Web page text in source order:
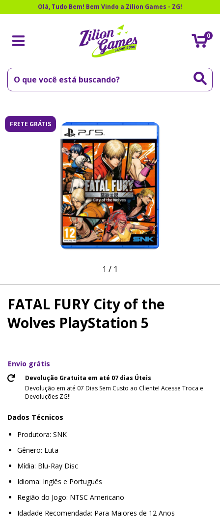
Olá, Tudo Bem! Bem Vindo a Zilion Games - ZG!
0
FRETE GRÁTIS
1 / 1
FATAL FURY City of the
Wolves PlayStation 5
Envio grátis
Devolução Gratuita em até 07 dias Úteis
Devolução em até 07 Dias Sem Custo ao Cliente! Acesse Troca e
Devoluções ZG!!
Dados Técnicos
Produtora: SNK
Gênero: Luta
Mídia: Blu-Ray Disc
Idioma: Inglês e Português
Região do Jogo: NTSC Americano
Idadade Recomendada: Para Maiores de 12 Anos